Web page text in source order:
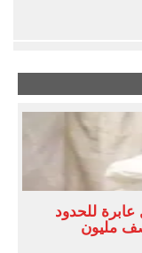
للحدود
مليون